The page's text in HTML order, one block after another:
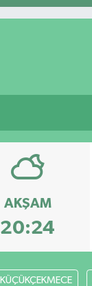
AKŞAM
20:24
KÜÇÜKÇEKMECE